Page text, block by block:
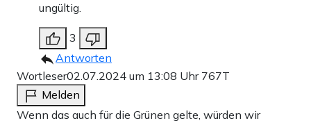
ungültig.
3
Antworten
Wortleser02.07.2024 um 13:08 Uhr 767T
Melden
Wenn das auch für die Grünen gelte, würden wir